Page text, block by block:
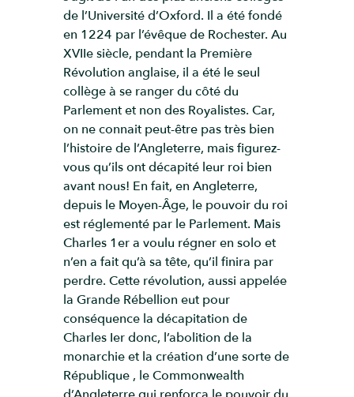
de l’Université d’Oxford. Il a été fondé
en 1224 par l’évêque de Rochester. Au
XVIIe siècle, pendant la Première
Révolution anglaise, il a été le seul
collège à se ranger du côté du
Parlement et non des Royalistes. Car,
on ne connait peut-être pas très bien
l’histoire de l’Angleterre, mais figurez-
vous qu’ils ont décapité leur roi bien
avant nous! En fait, en Angleterre,
depuis le Moyen-Âge, le pouvoir du roi
est réglementé par le Parlement. Mais
Charles 1er a voulu régner en solo et
n’en a fait qu’à sa tête, qu’il finira par
perdre. Cette révolution, aussi appelée
la Grande Rébellion eut pour
conséquence la décapitation de
Charles Ier donc, l’abolition de la
monarchie et la création d’une sorte de
République , le Commonwealth